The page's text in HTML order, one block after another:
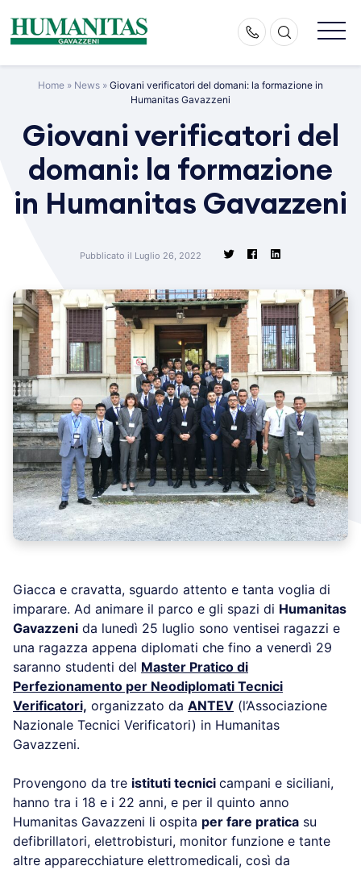
content
Home » News » Giovani verificatori del domani: la formazione in
Humanitas Gavazzeni
Giovani verificatori del
domani: la formazione
in Humanitas Gavazzeni
Pubblicato il Luglio 26, 2022
Giacca e cravatta, sguardo attento e tanta voglia di
imparare. Ad animare il parco e gli spazi di Humanitas
Gavazzeni da lunedì 25 luglio sono ventisei ragazzi e
una ragazza appena diplomati che fino a venerdì 29
saranno studenti del Master Pratico di
Perfezionamento per Neodiplomati Tecnici
Verificatori, organizzato da ANTEV (l’Associazione
Nazionale Tecnici Verificatori) in Humanitas
Gavazzeni.
Provengono da tre istituti tecnici campani e siciliani,
hanno tra i 18 e i 22 anni, e per il quinto anno
Humanitas Gavazzeni li ospita per fare pratica su
defibrillatori, elettrobisturi, monitor funzione e tante
altre apparecchiature elettromedicali, così da